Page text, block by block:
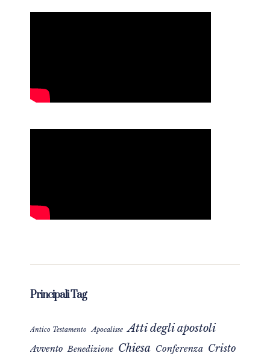
Principali Tag
Antico Testamento Apocalisse Atti degli apostoli
Avvento Benedizione Chiesa Conferenza Cristo